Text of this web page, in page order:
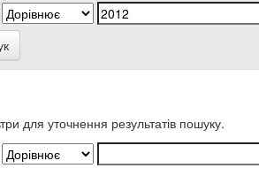
для уточнення результатів пошуку.